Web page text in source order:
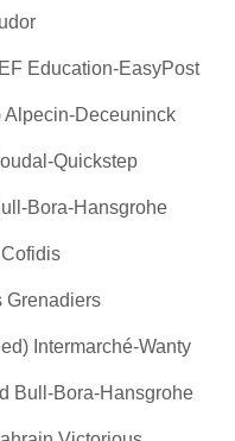
Education-EasyPost
Deceuninck
Quickstep
Bora-Hansgrohe
Grenadiers
Intermarché-Wanty
Bull-Bora-Hansgrohe